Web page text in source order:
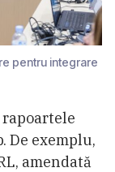
pentru integrare
rapoartele
De exemplu,
amendată